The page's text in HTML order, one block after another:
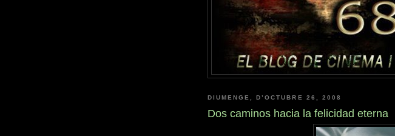
DIUMENGE, D’OCTUBRE 26, 2008
Dos caminos hacia la felicidad eterna